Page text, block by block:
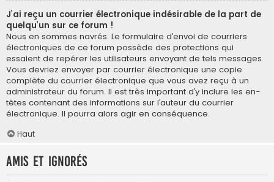
J’ai reçu un courrier électronique indésirable de la part de
quelqu’un sur ce forum !
Nous en sommes navrés. Le formulaire d’envoi de courriers
électroniques de ce forum possède des protections qui
essaient de repérer les utilisateurs envoyant de tels messages.
Vous devriez envoyer par courrier électronique une copie
complète du courrier électronique que vous avez reçu à un
administrateur du forum. Il est très important d’y inclure les en-
têtes contenant des informations sur l’auteur du courrier
électronique. Il pourra alors agir en conséquence.
Haut
Amis et ignorés